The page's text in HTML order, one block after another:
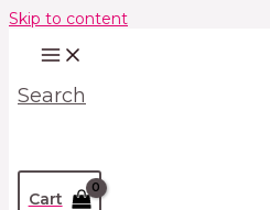
Skip to content
Search
Cart